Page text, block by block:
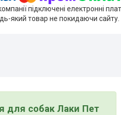
підключені електронні
який товар не покидаючи сайту.
для собак Лаки Пет